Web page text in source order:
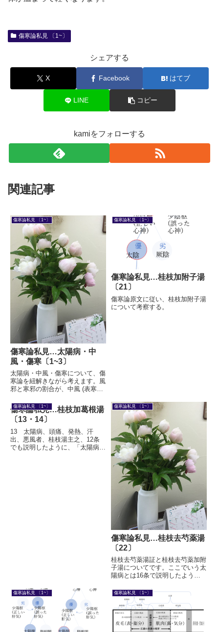
傷寒論私見 〔1~〕
シェアする
X Facebook はてブ
LINE コピー
kamiをフォローする
関連記事
傷寒論私見 〔1~〕
傷寒論私見…太陽病・中
風・傷寒〔1~3〕
太陽病・中風・傷寒について、傷
寒論を紐解きながら考えます。風
邪と寒邪の割合が、中風 (表寒虚)
ではないか。虚実よりも、この切
り口から考えると、温病まで包括
できる立体的なとらえ方ができま
す。
傷寒論私見 〔1~〕
傷寒論私見…桂枝加附子湯
〔21〕
傷寒論原文に従い、桂枝加附子湯
について考察する。
傷寒論私見 〔1~〕
傷寒論私見…桂枝加葛根湯
〔13・14〕
13 太陽病、頭痛、発熱、汗
出、悪風者、桂枝湯主之、12条
でも説明したように、「太陽病」
傷寒論私見 〔1~〕
傷寒論私見…桂枝去芍薬湯
〔22〕
桂枝去芍薬湯証と桂枝去芍薬加附
子湯についてです。ここでいう太
陽病とは16条で説明したよう
誤って下してしまった。成書で
は、胸に邪が陥下して胸陽が伸び
ない状態であると説明されます。
傷寒論私見 〔1~〕 傷寒論私見 〔1~〕